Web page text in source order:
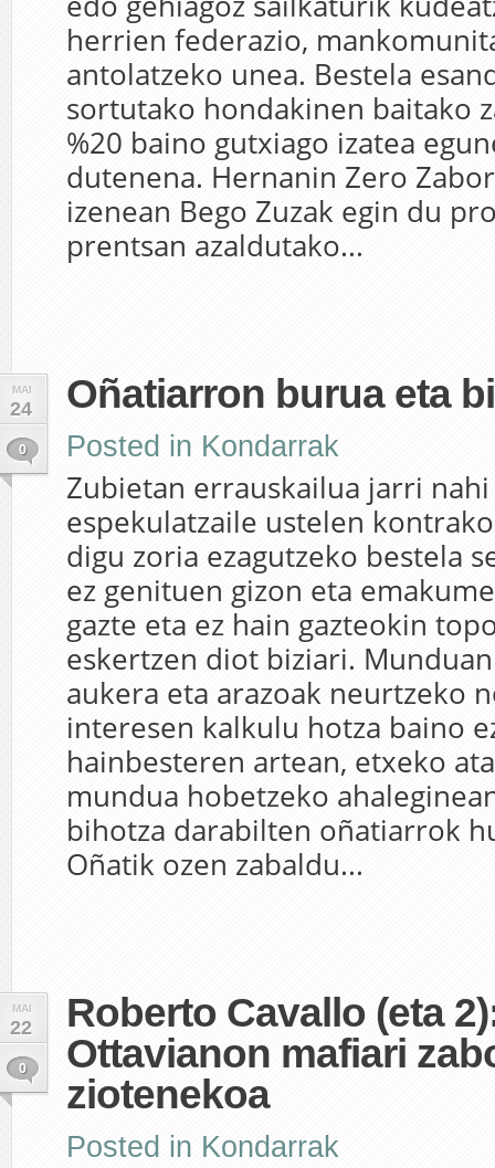
herrien federazio,
antolatzeko unea. Bestela
sortutako hondakinen baitako
%20 baino gutxiago izatea
dutenena. Hernanin Zero
izenean Bego Zuzak egin du
prentsan azaldutako...
MAI
24
0
Oñatiarron burua eta
Posted in Kondarrak
Zubietan errauskailua jarri
espekulatzaile ustelen
digu zoria ezagutzeko bestela
ez genituen gizon eta
gazte eta ez hain gazteokin
eskertzen diot biziari.
aukera eta arazoak neurtzeko
interesen kalkulu hotza baino
hainbesteren artean, etxeko
mundua hobetzeko
bihotza darabilten oñatiarrok
Oñatik ozen zabaldu...
MAI
22
0
Roberto Cavallo (eta
Ottavianon mafiari
ziotenekoa
Posted in Kondarrak